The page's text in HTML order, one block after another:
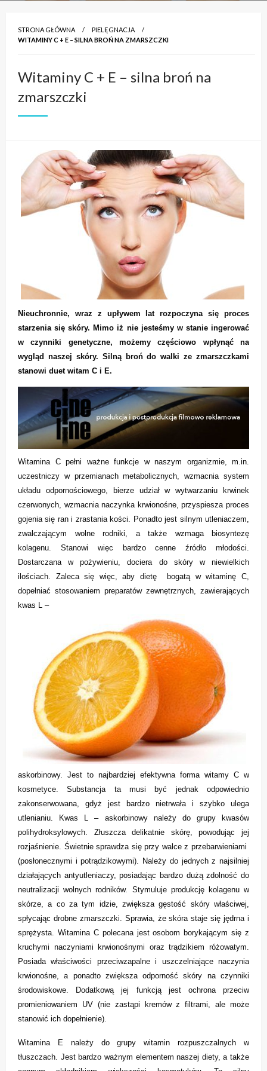
STRONA GŁÓWNA
PIELĘGNACJA
WITAMINY C + E – SILNA BROŃ NA ZMARSZCZKI
Witaminy C + E – silna broń na
zmarszczki
Nieuchronnie, wraz z upływem lat rozpoczyna się proces
starzenia się skóry. Mimo iż nie jesteśmy w stanie ingerować
w czynniki genetyczne, możemy częściowo wpłynąć na
wygląd naszej skóry. Silną broń do walki ze zmarszczkami
stanowi duet witam C i E.
Witamina C pełni ważne funkcje w naszym organizmie, m.in.
uczestniczy w przemianach metabolicznych, wzmacnia system
układu odpornościowego, bierze udział w wytwarzaniu krwinek
czerwonych, wzmacnia naczynka krwionośne, przyspiesza proces
gojenia się ran i zrastania kości. Ponadto jest silnym utleniaczem,
zwalczającym wolne rodniki, a także wzmaga biosyntezę
kolagenu. Stanowi więc bardzo cenne źródło młodości.
Dostarczana w pożywieniu, dociera do skóry w niewielkich
ilościach. Zaleca się więc, aby dietę bogatą w witaminę C,
dopełniać stosowaniem preparatów zewnętrznych, zawierających
kwas L –
askorbinowy. Jest to najbardziej efektywna forma witamy C w
kosmetyce. Substancja ta musi być jednak odpowiednio
zakonserwowana, gdyż jest bardzo nietrwała i szybko ulega
utlenianiu. Kwas L – askorbinowy należy do grupy kwasów
polihydroksylowych. Złuszcza delikatnie skórę, powodując jej
rozjaśnienie. Świetnie sprawdza się przy walce z przebarwieniami
(posłonecznymi i potrądzikowymi). Należy do jednych z najsilniej
działających antyutleniaczy, posiadając bardzo dużą zdolność do
neutralizacji wolnych rodników. Stymuluje produkcję kolagenu w
skórze, a co za tym idzie, zwiększa gęstość skóry właściwej,
spłycając drobne zmarszczki. Sprawia, że skóra staje się jędrna i
sprężysta. Witamina C polecana jest osobom borykającym się z
kruchymi naczyniami krwionośnymi oraz trądzikiem różowatym.
Posiada właściwości przeciwzapalne i uszczelniające naczynia
krwionośne, a ponadto zwiększa odporność skóry na czynniki
środowiskowe. Dodatkową jej funkcją jest ochrona przeciw
promieniowaniem UV (nie zastąpi kremów z filtrami, ale może
stanowić ich dopełnienie).
Witamina E należy do grupy witamin rozpuszczalnych w
tłuszczach. Jest bardzo ważnym elementem naszej diety, a także